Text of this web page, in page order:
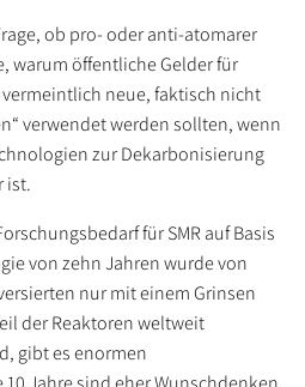
ob pro- oder anti-atomarer
warum öffentliche Gelder für
neue, faktisch nicht
verwendet werden sollten, wenn
zur Dekarbonisierung
ist.
für SMR auf Basis
von zehn Jahren wurde von
nur mit einem Grinsen
der Reaktoren weltweit
gibt es enormen